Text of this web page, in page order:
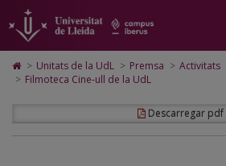
Premsa
pàgina
principal.
Universitat
Lleida
contingut
principal
Mapa
Web.
Universitat
Cerca
Accessibilitat.
Universitat
Lleida
Icono
de
ir
a
> Unitats de la UdL > Premsa > Activitats
> Filmoteca Cine-ull de la UdL
Descarregar pdf